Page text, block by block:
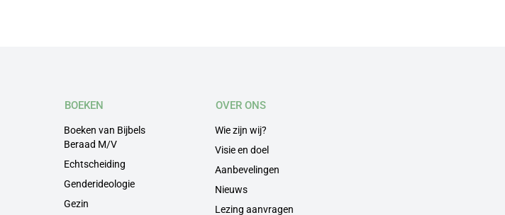
BOEKEN
Boeken van Bijbels
Beraad M/V
Echtscheiding
Genderideologie
Gezin
OVER ONS
Wie zijn wij?
Visie en doel
Aanbevelingen
Nieuws
Lezing aanvragen